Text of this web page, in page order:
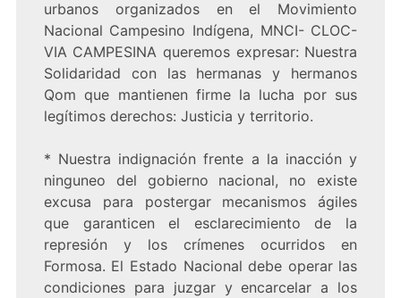
urbanos organizados en el Movimiento
Nacional Campesino Indígena, MNCI- CLOC-
VIA CAMPESINA queremos expresar: Nuestra
Solidaridad con las hermanas y hermanos
Qom que mantienen firme la lucha por sus
legítimos derechos: Justicia y territorio.
* Nuestra indignación frente a la inacción y
ninguneo del gobierno nacional, no existe
excusa para postergar mecanismos ágiles
que garanticen el esclarecimiento de la
represión y los crímenes ocurridos en
Formosa. El Estado Nacional debe operar las
condiciones para juzgar y encarcelar a los